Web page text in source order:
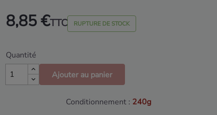
8,85 €TTC RUPTURE DE STOCK
Quantité
Ajouter au panier
Conditionnement : 240g